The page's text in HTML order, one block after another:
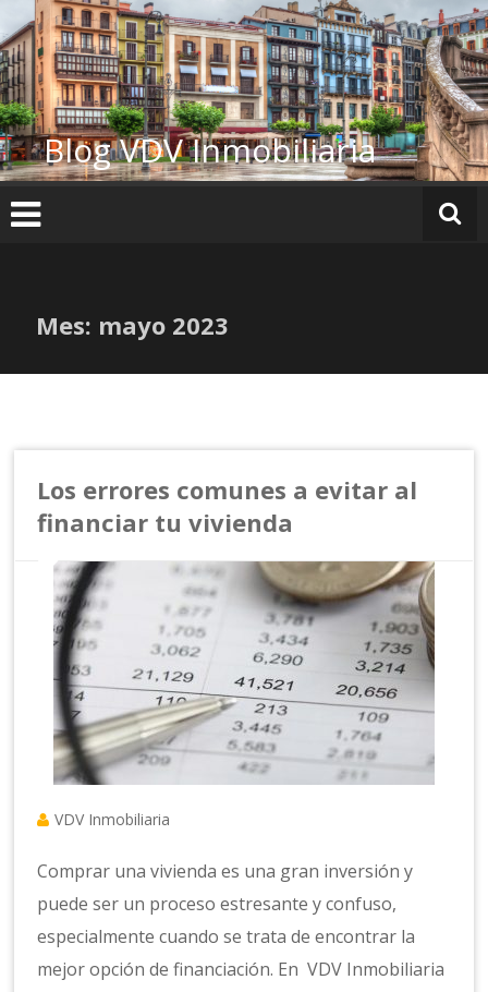
al
contenido
Blog VDV Inmobiliaria
Mes: mayo 2023
Los errores comunes a evitar al
financiar tu vivienda
VDV Inmobiliaria
Comprar una vivienda es una gran inversión y
puede ser un proceso estresante y confuso,
especialmente cuando se trata de encontrar la
mejor opción de financiación. En VDV Inmobiliaria